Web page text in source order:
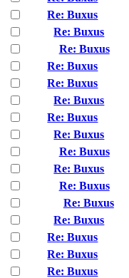
Re: Buxus
Re: Buxus
Re: Buxus
Re: Buxus
Re: Buxus
Re: Buxus
Re: Buxus
Re: Buxus
Re: Buxus
Re: Buxus
Re: Buxus
Re: Buxus
Re: Buxus
Re: Buxus
Re: Buxus
Re: Buxus